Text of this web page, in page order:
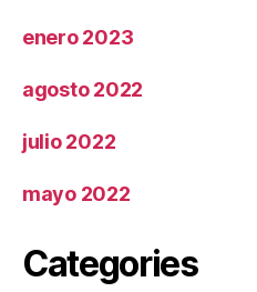
enero 2023
agosto 2022
julio 2022
mayo 2022
Categories